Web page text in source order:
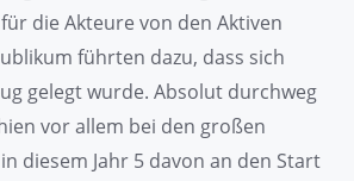
die Akteure von den Aktiven
führten dazu, dass sich
gelegt wurde. Absolut durchweg
vor allem bei den großen
diesem Jahr 5 davon an den Start